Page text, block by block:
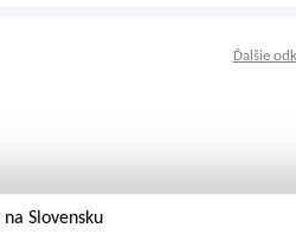
Ďalšie
Slovensku